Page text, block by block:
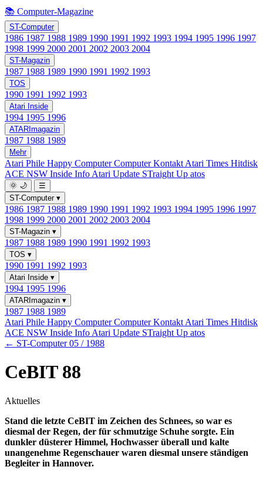
📚 Computer-Magazine
ST-Computer
1986 1987 1988 1989 1990 1991 1992 1993 1994 1995 1996 1997
1998 1999 2000 2001 2002 2003 2004
ST-Magazin
1987 1988 1989 1990 1991 1992 1993
TOS
1990 1991 1992 1993
Atari Inside
1994 1995 1996
ATARImagazin
1987 1988 1989
Mehr
Atari Phile Happy ComputerComputer Kontakt Atari Times Hitdisk
ACE NSW Inside Info Atari Update STraight Up atos
🌞 🌙
☰
ST-Computer ▾
1986 1987 1988 1989 1990 1991 1992 1993 1994 1995 1996 1997
1998 1999 2000 2001 2002 2003 2004
ST-Magazin ▾
1987 1988 1989 1990 1991 1992 1993
TOS ▾
1990 1991 1992 1993
Atari Inside ▾
1994 1995 1996
ATARImagazin ▾
1987 1988 1989
Atari Phile Happy ComputerComputer Kontakt Atari Times Hitdisk
ACE NSW Inside Info Atari Update STraight Up atos
← ST-Computer 05 / 1988
CeBIT 88
Aktuelles
Stand die letzte CeBIT im Zeichen des Schnees, so war es
diesmal der Regen, der für schmutzige Schuhe sorgte. Ein
dunkler düsterer Himmel, Hochwasser überall und kalte
unangenehme Regenschauer waren diesmal unsere ständigen
Begleiter in Hannover.